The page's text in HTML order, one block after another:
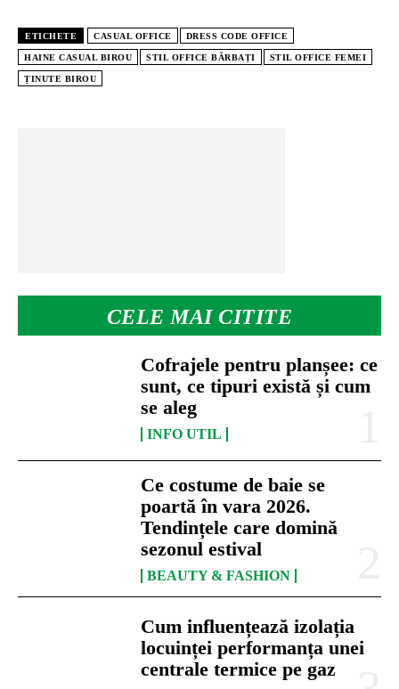
CELE MAI CITITE
Cofrajele pentru planșee: ce
sunt, ce tipuri există și cum
se aleg
INFO UTIL
Ce costume de baie se
poartă în vara 2026.
Tendințele care domină
sezonul estival
BEAUTY & FASHION
Cum influențează izolația
locuinței performanța unei
centrale termice pe gaz
ETICHETE CASUAL OFFICE DRESS CODE OFFICE
HAINE CASUAL BIROU STIL OFFICE BĂRBAȚI STIL OFFICE FEMEI
ȚINUTE BIROU